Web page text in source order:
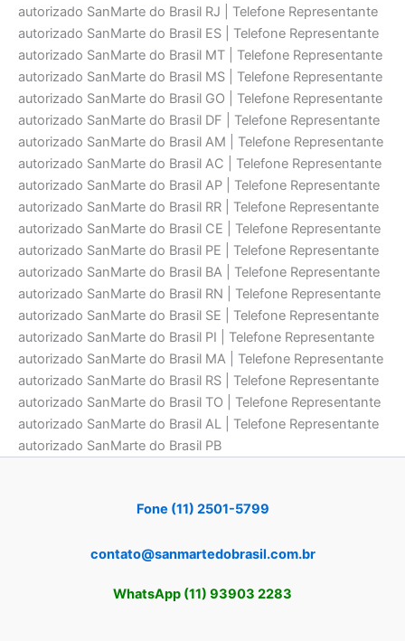
autorizado SanMarte do Brasil RJ | Telefone Representante
autorizado SanMarte do Brasil ES | Telefone Representante
autorizado SanMarte do Brasil MT | Telefone Representante
autorizado SanMarte do Brasil MS | Telefone Representante
autorizado SanMarte do Brasil GO | Telefone Representante
autorizado SanMarte do Brasil DF | Telefone Representante
autorizado SanMarte do Brasil AM | Telefone Representante
autorizado SanMarte do Brasil AC | Telefone Representante
autorizado SanMarte do Brasil AP | Telefone Representante
autorizado SanMarte do Brasil RR | Telefone Representante
autorizado SanMarte do Brasil CE | Telefone Representante
autorizado SanMarte do Brasil PE | Telefone Representante
autorizado SanMarte do Brasil BA | Telefone Representante
autorizado SanMarte do Brasil RN | Telefone Representante
autorizado SanMarte do Brasil SE | Telefone Representante
autorizado SanMarte do Brasil PI | Telefone Representante
autorizado SanMarte do Brasil MA | Telefone Representante
autorizado SanMarte do Brasil RS | Telefone Representante
autorizado SanMarte do Brasil TO | Telefone Representante
autorizado SanMarte do Brasil AL | Telefone Representante
autorizado SanMarte do Brasil PB
Fone (11) 2501-5799
contato@sanmartedobrasil.com.br
WhatsApp (11) 93903 2283